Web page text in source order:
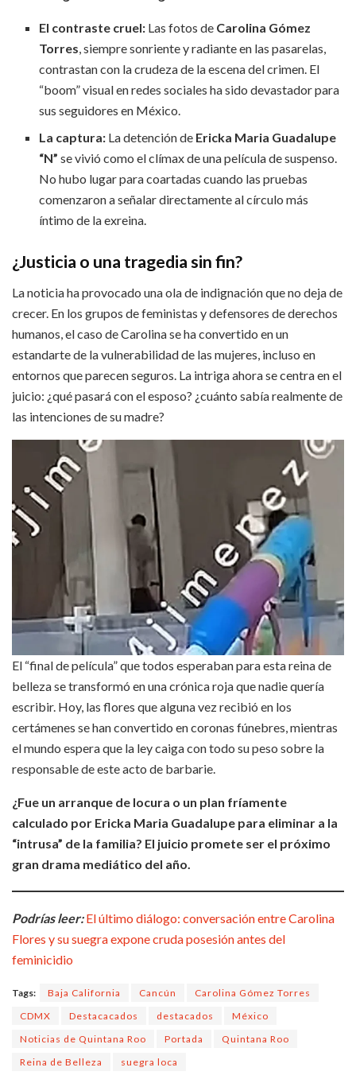
El contraste cruel: Las fotos de Carolina Gómez
Torres, siempre sonriente y radiante en las pasarelas,
contrastan con la crudeza de la escena del crimen. El
“boom” visual en redes sociales ha sido devastador para
sus seguidores en México.
La captura: La detención de Ericka Maria Guadalupe
“N” se vivió como el clímax de una película de suspenso.
No hubo lugar para coartadas cuando las pruebas
comenzaron a señalar directamente al círculo más
íntimo de la exreina.
¿Justicia o una tragedia sin fin?
La noticia ha provocado una ola de indignación que no deja de
crecer. En los grupos de feministas y defensores de derechos
humanos, el caso de Carolina se ha convertido en un
estandarte de la vulnerabilidad de las mujeres, incluso en
entornos que parecen seguros. La intriga ahora se centra en el
juicio: ¿qué pasará con el esposo? ¿cuánto sabía realmente de
las intenciones de su madre?
El “final de película” que todos esperaban para esta reina de
belleza se transformó en una crónica roja que nadie quería
escribir. Hoy, las flores que alguna vez recibió en los
certámenes se han convertido en coronas fúnebres, mientras
el mundo espera que la ley caiga con todo su peso sobre la
responsable de este acto de barbarie.
¿Fue un arranque de locura o un plan fríamente
calculado por Ericka Maria Guadalupe para eliminar a la
“intrusa” de la familia? El juicio promete ser el próximo
gran drama mediático del año.
Podrías leer:El último diálogo: conversación entre Carolina
Flores y su suegra expone cruda posesión antes del
feminicidio
Tags: Baja California Cancún
Carolina Gómez Torres
CDMX
Destacacados destacados
México
Noticias de Quintana Roo
Portada
Quintana Roo
Reina de Belleza
suegra loca